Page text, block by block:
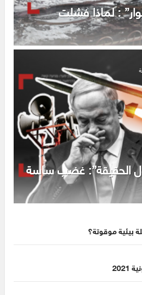
: لماذا فشلت
الحقيقة”: غضب ساسة
بيئية موقوتة؟